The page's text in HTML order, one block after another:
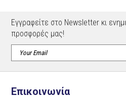
Εγγραφείτε στο Newsletter κι
προσφορές μας!
Επικοινωνία